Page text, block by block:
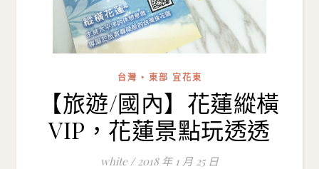
台灣 ‣ 東部 宜花東
【旅遊/國內】花蓮縱橫
VIP，花蓮景點玩透透
white / 2018 年 1 月 25 日